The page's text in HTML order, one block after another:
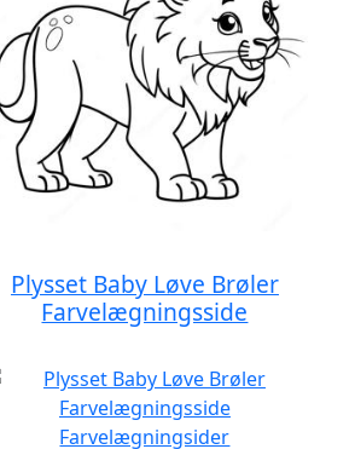
Plysset Baby Løve Brøler
Farvelægningsside